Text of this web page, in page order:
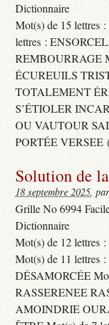
Dictionnaire
Mot(s) de 15
lettres :
REMBOURRAGE
ÉCUREUILS
TOTALEMENT
S’ÉTIOLER
OU VAUTOUR
PORTÉE
Solution de
18 septembre 2025,
Grille No 6994
Dictionnaire
Mot(s) de 12
Mot(s) de 11
DÉSAMORCÉE
RASSERENEE
AMOINDRIE